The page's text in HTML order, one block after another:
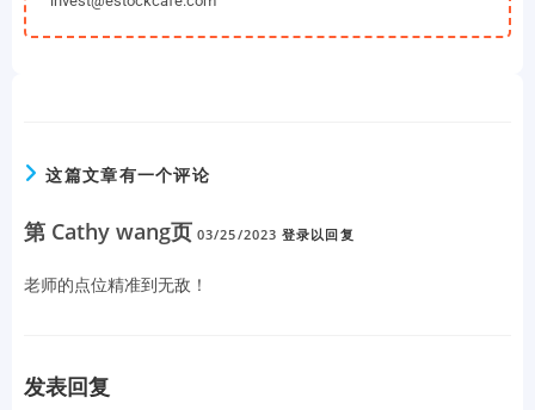
这篇文章有一个评论
第 Cathy wang页 03/25/2023 登录以回复
老师的点位精准到无敌！
发表回复